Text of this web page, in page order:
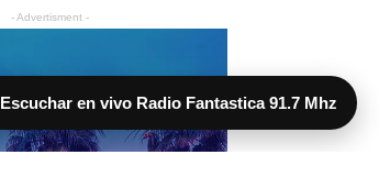
Escuchar en vivo Radio Fantastica 91.7 Mhz